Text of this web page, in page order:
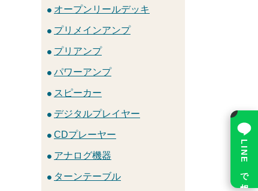
オープンリールデッキ
プリメインアンプ
プリアンプ
パワーアンプ
スピーカー
デジタルプレイヤー
CDプレーヤー
アナログ機器
ターンテーブル LINE で相談
×